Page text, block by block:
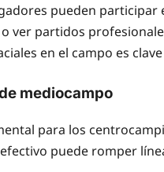
pueden
ver partidos
en el campo es
mediocampo
para los
puede romper